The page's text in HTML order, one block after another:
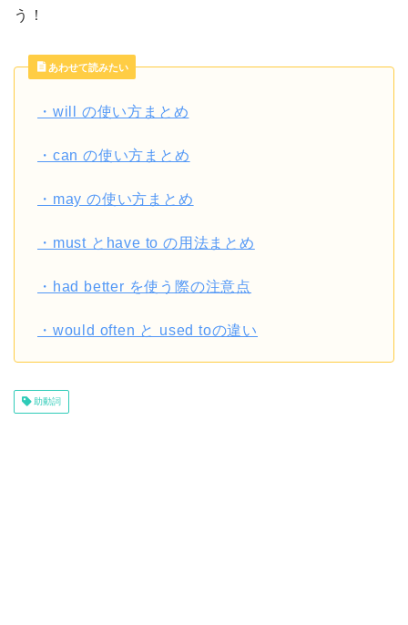
う！
あわせて読みたい
・will の使い方まとめ
・can の使い方まとめ
・may の使い方まとめ
・must とhave to の用法まとめ
・had better を使う際の注意点
・would often と used toの違い
助動詞